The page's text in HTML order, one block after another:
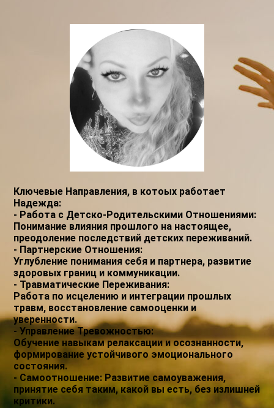
Ключевые Направления, в котоых работает
Надежда:
- Работа с Детско-Родительскими Отношениями:
Понимание влияния прошлого на настоящее,
преодоление последствий детских переживаний.
- Партнерские Отношения:
Углубление понимания себя и партнера, развитие
здоровых границ и коммуникации.
- Травматические Переживания:
Работа по исцелению и интеграции прошлых
травм, восстановление самооценки и
уверенности.
- Управление Тревожностью:
Обучение навыкам релаксации и осознанности,
формирование устойчивого эмоционального
состояния.
- Самоотношение: Развитие самоуважения,
принятие себя таким, какой вы есть, без излишней
критики.